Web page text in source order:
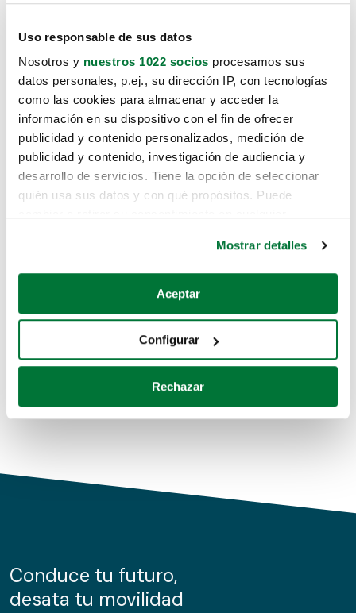
Uso responsable de sus datos
Nosotros y nuestros 1022 socios procesamos sus
datos personales, p.ej., su dirección IP, con tecnologías
como las cookies para almacenar y acceder la
información en su dispositivo con el fin de ofrecer
publicidad y contenido personalizados, medición de
publicidad y contenido, investigación de audiencia y
desarrollo de servicios. Tiene la opción de seleccionar
quién usa sus datos y con qué propósitos. Puede
Si lo permite, también quisiéramos:
Recopilar información sobre su ubicación geográfica
Identificar su dispositivo analizándolo activamente
para buscar características específicas (huellas
Obtenga más información sobre cómo se procesan sus
de cookies.
información sobre el uso que haga del sitio web con
nuestros partners de redes sociales, publicidad y análisis
Mostrar detalles
Aceptar
Configurar
Rechazar
Lo sentimos, no sabemos como
te hemos traido hasta aquí.
Pero puedes encontrar el coche que estás
buscando en alguno de estos enlaces:
Coches de segunda mano
Coches de km0
Conduce tu futuro,
desata tu movilidad